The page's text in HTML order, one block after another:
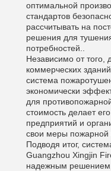
оптимальной
стандартов
рассчитывать на
решения для
потребностей..
Независимо от
коммерческих
система
экономически
для
стоимость делает
предприятий и
свои меры пожарной
Подводя итог,
Guangzhou Xingjin
надежным решением,